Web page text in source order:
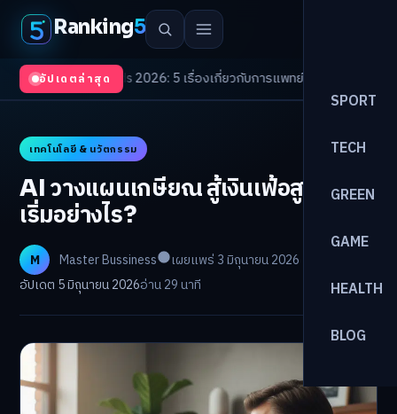
Ranking5
SPORT
TECH
GREEN
GAME
HEALTH
BLOG
อัปเดตล่าสุด
Trends 2026: 5 เรื่องเกี่ยวกับการแพทย์ที่ควรรู้/ดอกเบี้ยขาขึ้นรอบให
เทคโนโลยี & นวัตกรรม
AI วางแผนเกษียณ สู้เงินเฟ้อสูง ต้อง
เริ่มอย่างไร?
M Master Bussiness
เผยแพร่ 3 มิถุนายน 2026
อัปเดต 5 มิถุนายน 2026อ่าน 29 นาที